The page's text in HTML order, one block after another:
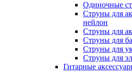
Одиночные
Струны для
нейлон
Струны для
Струны для
Струны для
Струны для
Гитарные